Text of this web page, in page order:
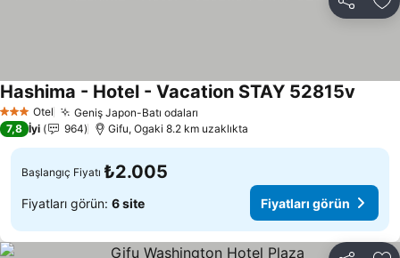
Paylaş
3 YıldızOtel Geniş Japon-Batı odaları
Hashima - Hotel - Vacation STAY 52815v
7,8 İyi 964 Gifu, Ogaki 8.2 km uzaklıkta
Başlangıç Fiyatı ₺2.005
Fiyatları görün: 6 site Fiyatları görün